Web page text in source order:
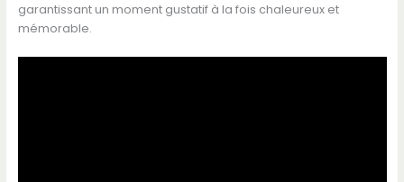
garantissant un moment gustatif à la fois chaleureux et
mémorable.